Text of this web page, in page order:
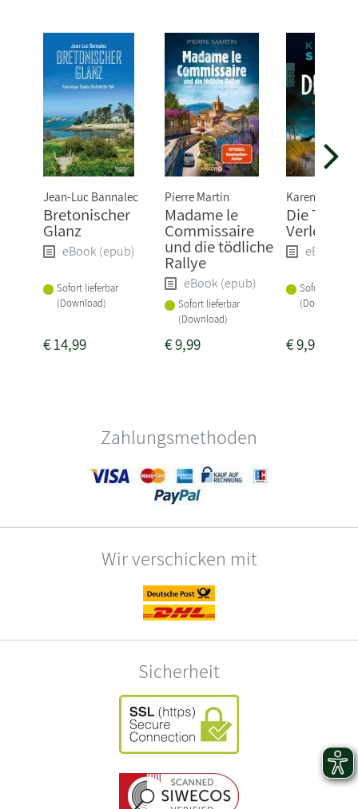
Jean-Luc Bannalec
Bretonischer
Glanz
eBook (epub)
Sofort lieferbar
(Download)
€14,99
Pierre Martin
Madame le
Commissaire
und die tödliche
Rallye
eBook (epub)
Sofort lieferbar
(Download)
€9,99
Karen Sander
Die Tiefe:
Verloren
eBook
Sofort
(Download)
€9,99
Zahlungsmethoden
Wir verschicken mit
Sicherheit